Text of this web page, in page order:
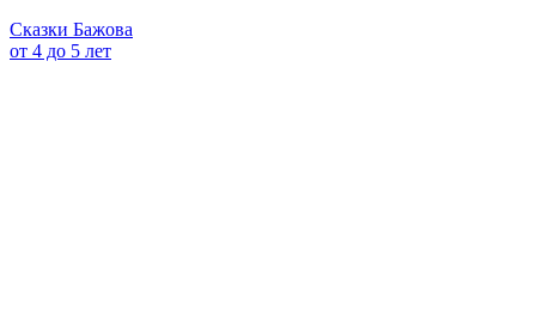
Сказки Бажова
от 4 до 5 лет